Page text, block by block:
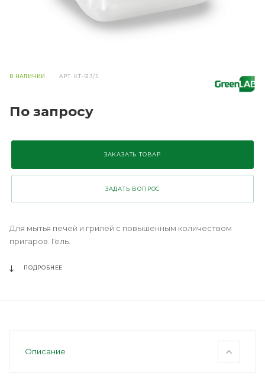
В НАЛИЧИИ АРТ. KT-513/5
По запросу
ЗАКАЗАТЬ ТОВАР
ЗАДАТЬ ВОПРОС
Для мытья печей и грилей с повышенным количеством
пригаров. Гель.
ПОДРОБНЕЕ
Описание